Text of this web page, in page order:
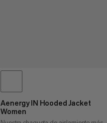
Aenergy IN Hooded Jacket
Women